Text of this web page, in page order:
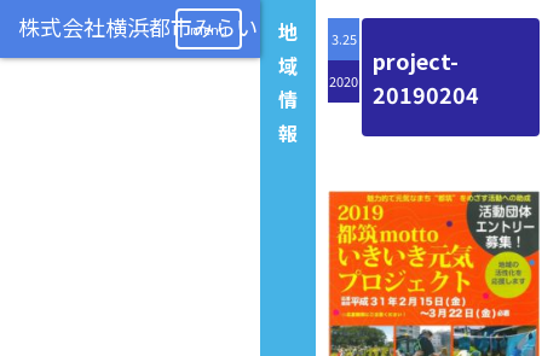
menu
地
域
情
報
3.25
2020
project-
20190204